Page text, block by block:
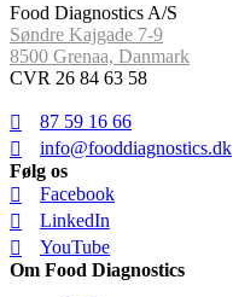
Food Diagnostics A/S
Søndre Kajgade 7-9
8500 Grenaa, Danmark
CVR 26 84 63 58
87 59 16 66
info@fooddiagnostics.dk
Følg os
Facebook
LinkedIn
YouTube
Om Food Diagnostics